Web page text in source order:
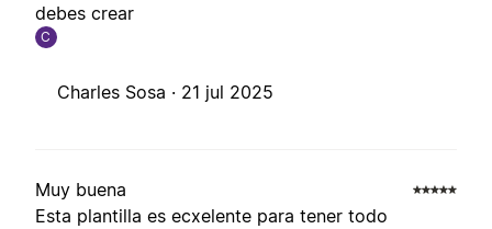
debes crear
C
Charles Sosa · 21 jul 2025
Muy buena
Esta plantilla es ecxelente para tener todo